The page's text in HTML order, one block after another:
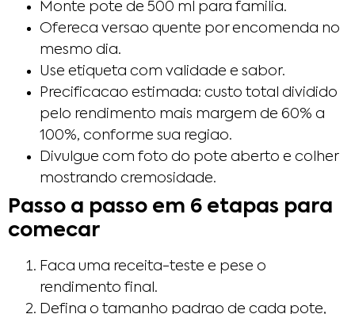
Monte pote de 500 ml para familia.
Ofereca versao quente por encomenda no
mesmo dia.
Use etiqueta com validade e sabor.
Precificacao estimada: custo total dividido
pelo rendimento mais margem de 60% a
100%, conforme sua regiao.
Divulgue com foto do pote aberto e colher
mostrando cremosidade.
Passo a passo em 6 etapas para
comecar
Faca uma receita-teste e pese o
rendimento final.
Defina o tamanho padrao de cada pote,